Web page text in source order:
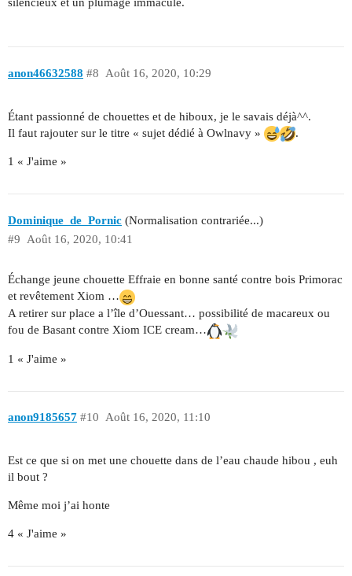
silencieux et un plumage immaculé.
anon46632588 Août 16, 2020, 10:29
#8
Étant passionné de chouettes et de hiboux, je le savais déjà^^.
Il faut rajouter sur le titre « sujet dédié à Owlnavy »
.
1 « J'aime »
Dominique_de_Pornic (Normalisation contrariée...)
Août 16, 2020, 10:41
#9
Échange jeune chouette Effraie en bonne santé contre bois Primorac
et revêtement Xiom …
A retirer sur place a l’île d’Ouessant… possibilité de macareux ou
fou de Basant contre Xiom ICE cream…
1 « J'aime »
anon9185657 Août 16, 2020, 11:10
#10
Est ce que si on met une chouette dans de l’eau chaude hibou , euh
il bout ?
Même moi j’ai honte
4 « J'aime »